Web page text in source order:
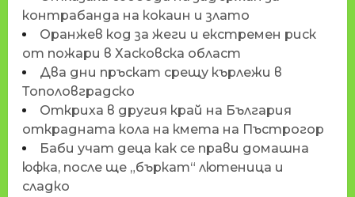
контрабанда на кокаин и злато
Оранжев код за жеги и екстремен риск
от пожари в Хасковска област
Два дни пръскат срещу кърлежи в
Тополовградско
Откриха в другия край на България
открадната кола на кмета на Пъстрогор
Баби учат деца как се прави домашна
юфка, после ще „бъркат“ лютеница и
сладко